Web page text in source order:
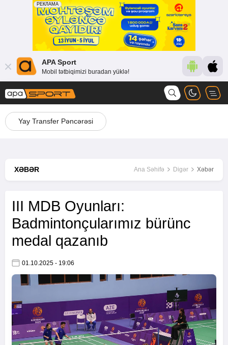
APA Sport
Mobil tətbiqimizi buradan yüklə!
Yay Transfer Pəncərəsi
XƏBƏR Ana Səhifə Digər Xəbər
III MDB Oyunları:
Badmintonçularımız bürünc
medal qazanıb
01.10.2025 - 19:06